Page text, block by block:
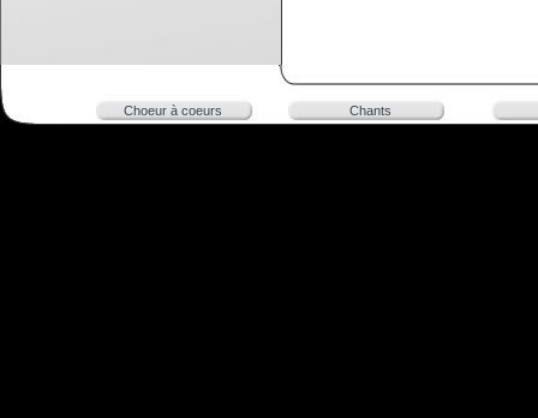
Choeur à coeurs Chants